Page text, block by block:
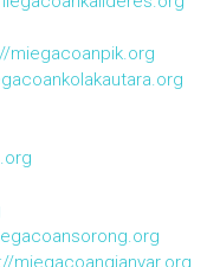
miegacoanpik.org
miegacoangianyar.org